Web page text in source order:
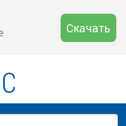
Скачать